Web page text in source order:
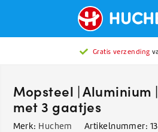
Gratis verzending
Mopsteel | Aluminium
met 3 gaatjes
Merk: Huchem Artikelnummer: